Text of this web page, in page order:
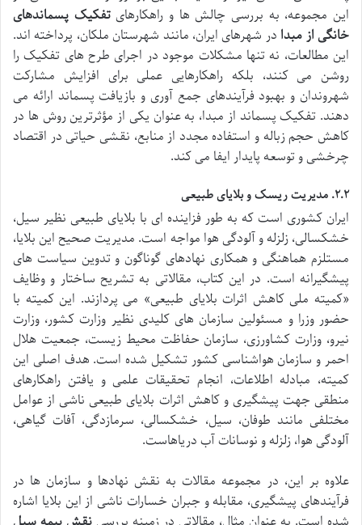
این مجموعه، به بررسی چالش ها و راهکارهایتفکیک پسماندهای
خانگی از مبدا در شهرهای ایران، مانند شهرستان ملکان، پرداخته اند.
این مطالعات، نه تنها مشکلات موجود در اجرای طرح های تفکیک را
روشن می کنند، بلکه راهکارهایی عملی برای افزایش مشارکت
شهروندان و بهبود فرآیندهای جمع آوری و بازیافت پسماند ارائه می
دهند. تفکیک پسماند از مبدا، به عنوان یکی از مؤثرترین روش ها در
کاهش حجم زباله و استفاده مجدد از منابع، نقشی حیاتی در اقتصاد
چرخشی و توسعه پایدار ایفا می کند.
۲.۲. مدیریت ریسک و بلایای طبیعی
ایران کشوری است که به طور فزاینده ای با بلایای طبیعی نظیر سیل،
خشکسالی، زلزله و آلودگی هوا مواجه است. مدیریت صحیح این بلایا،
مستلزم هماهنگی و همکاری نهادهای گوناگون و تدوین سیاست های
پیشگیرانه است. در این کتاب، مقالاتی به تشریح ساختار و وظایف
«کمیته ملی کاهش اثرات بلایای طبیعی» می پردازند. این کمیته با
حضور وزرا و مسئولین سازمان های کلیدی نظیر وزارت کشور، وزارت
نیرو، وزارت کشاورزی، سازمان حفاظت محیط زیست، جمعیت هلال
احمر و سازمان هواشناسی کشور تشکیل شده است. هدف اصلی این
کمیته، مبادله اطلاعات، انجام تحقیقات علمی و یافتن راهکارهای
منطقی جهت پیشگیری و کاهش اثرات بلایای طبیعی ناشی از عوامل
مختلفی مانند طوفان، سیل، خشکسالی، سرمازدگی، آفات گیاهی،
آلودگی هوا، زلزله و نوسانات آب دریاهاست.
علاوه بر این، در مجموعه مقالات به نقش نهادها و سازمان ها در
فرآیندهای پیشگیری، مقابله و جبران خسارات ناشی از این بلایا اشاره